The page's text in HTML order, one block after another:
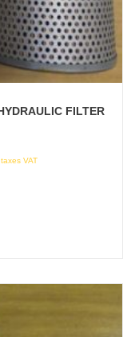
FILTER
VAT